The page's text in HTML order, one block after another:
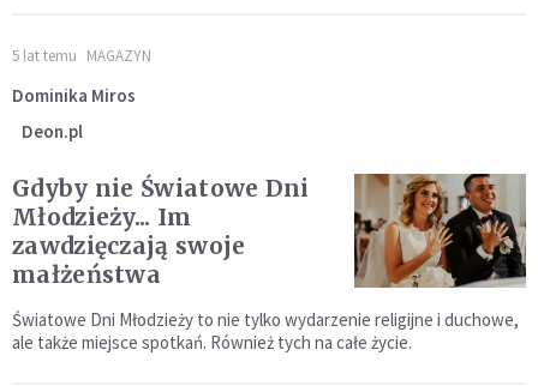
5 lat temu MAGAZYN
Dominika Miros
Deon.pl
Gdyby nie Światowe Dni
Młodzieży... Im
zawdzięczają swoje
małżeństwa
Światowe Dni Młodzieży to nie tylko wydarzenie religijne i duchowe,
ale także miejsce spotkań. Również tych na całe życie.